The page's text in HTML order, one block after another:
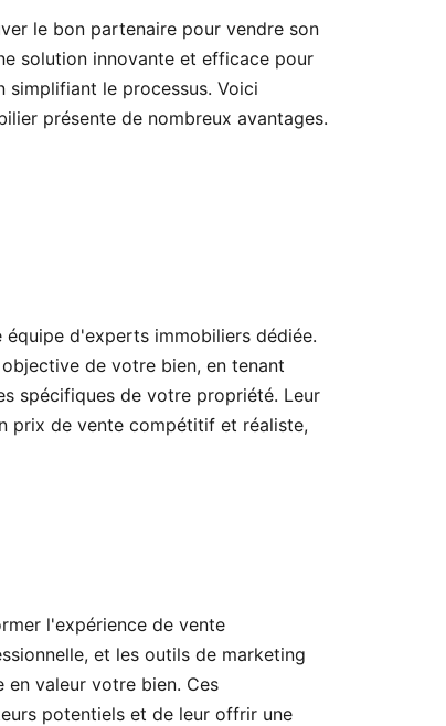
le bon partenaire pour vendre son
solution innovante et efficace pour
simplifiant le processus. Voici
présente de nombreux avantages.
d'experts immobiliers dédiée.
de votre bien, en tenant
spécifiques de votre propriété. Leur
prix de vente compétitif et réaliste,
l'expérience de vente
et les outils de marketing
valeur votre bien. Ces
potentiels et de leur offrir une